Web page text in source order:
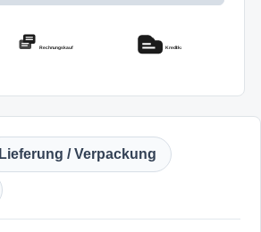
Rechnungskauf Kreditkarte
Lieferung / Verpackung